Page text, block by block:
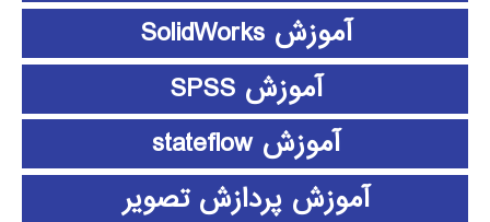
آموزش SolidWorks
آموزش SPSS
آموزش stateflow
آموزش پردازش تصویر